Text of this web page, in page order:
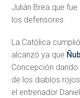
Julián Brea que
los defensores.
La Católica
alcanzó ya que
Concepción
de los diablos
el entrenador